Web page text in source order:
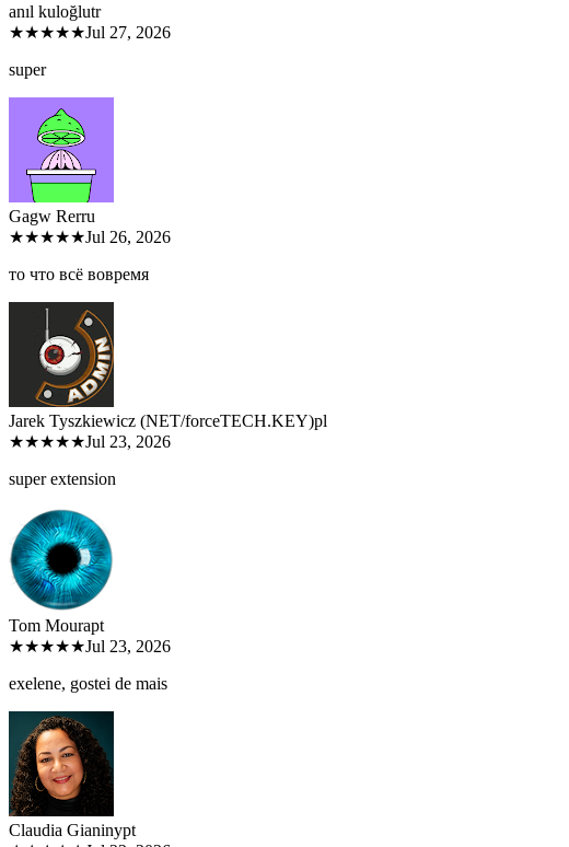
anıl kuloğlutr
★★★★★Jul 27, 2026
super
Gagw Rerru
★★★★★Jul 26, 2026
то что всё вовремя
Jarek Tyszkiewicz (NET/forceTECH.KEY)pl
★★★★★Jul 23, 2026
super extension
Tom Mourapt
★★★★★Jul 23, 2026
exelene, gostei de mais
Claudia Gianinypt